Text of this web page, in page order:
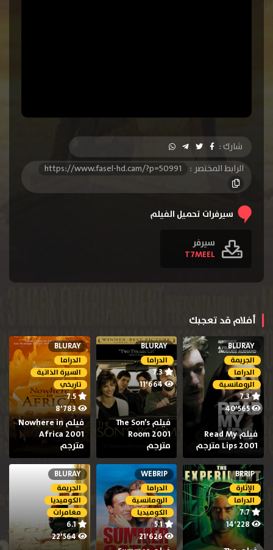
شارك :
الرابط المختصر :
https://www.fasel-hd.cam/?p=50991
سيرفرات تحميل الفيلم
سيرفر
T7MEEL
أفلام قد تعجبك
BLURAY
الجريمة
الدراما
الرومانسية
7.3
40٬565
فيلم Read My
Lips 2001 مترجم
BLURAY
الدراما
7.3
11٬664
فيلم The Son’s
Room 2001
مترجم
BLURAY
الدراما
السيرة الذاتية
تاريخي
7.5
8٬783
فيلم Nowhere in
Africa 2001
مترجم
BRRIP
الإثارة
الدراما
7.7
WEBRIP
الدراما
الرومانسية
الكوميديا
5.1
21٬626
BLURAY
الجريمة
الكوميديا
مغامرات
6.1
22٬564